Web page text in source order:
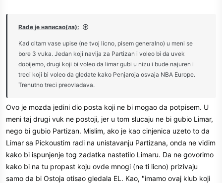
Rade је написао(ла):
Kad citam vase upise (ne tvoj licno, pisem generalno) u meni se
bore 3 vuka. Jedan koji navija za Partizan i voleo bi da uvek
dobijemo, drugi koji bi voleo da limar gubi u nizu i bude najuren i
treci koji bi voleo da gledate kako Penjaroja osvaja NBA Europe.
Trenutno treci preovladava.
Ovo je mozda jedini dio posta koji ne bi mogao da potpisem. U
meni taj drugi vuk ne postoji, jer u tom slucaju ne bi gubio Limar,
nego bi gubio Partizan. Mislim, ako je kao cinjenica uzeto to da
Limar sa Pickoustim radi na unistavanju Partizana, onda ne vidim
kako bi ispunjenje tog zadatka nastetilo Limaru. Da ne govorimo
kako bi na tu propast koju ovde mnogi (ne ti licno) prizivaju
samo da bi Ostoja otisao gledala EL. Kao, "imamo ovaj klub koji